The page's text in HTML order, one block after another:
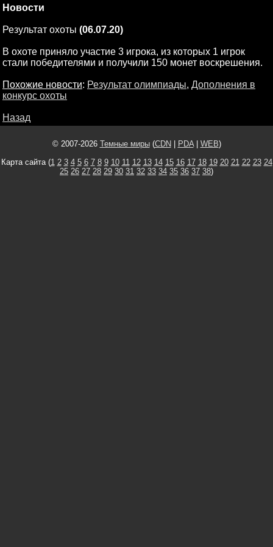
Новости
Результат охоты (06.07.20)
В охоте приняло участие 3 игрока, из которых 1 игрок
стали победителями и получили 150 монет воскрешения.
Похожие новости: Результат олимпиады, Дополнения в
конкурс охоты
Назад
© 2007-2026 Темные миры(CDN PDA| WEB)
Карта сайта (1 2 3 4 5 6 7 8 9 10 11 12 13 14 15 16 17 18 19 20 21 22 23 24
25 26 27 28 29 30 31 32 33 34 35 36 37 38)